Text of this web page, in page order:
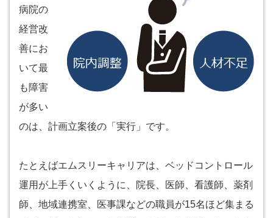
病院の
経営改
善にお
いて最
も障害
が多い
のは、計画立案後の「実行」です。
たとえばエムスリーキャリアは、ベッドコントロール
運用が上手くいくように、院長、医師、看護師、薬剤
師、地域連携室、医事課などの職員が15名ほど集まる